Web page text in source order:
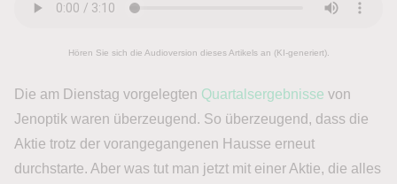
Hören Sie sich die Audioversion dieses Artikels an (KI-generiert).
Die am Dienstag vorgelegten Quartalsergebnisse von
Jenoptik waren überzeugend. So überzeugend, dass die
Aktie trotz der vorangegangenen Hausse erneut
durchstarte. Aber was tut man jetzt mit einer Aktie, die alles